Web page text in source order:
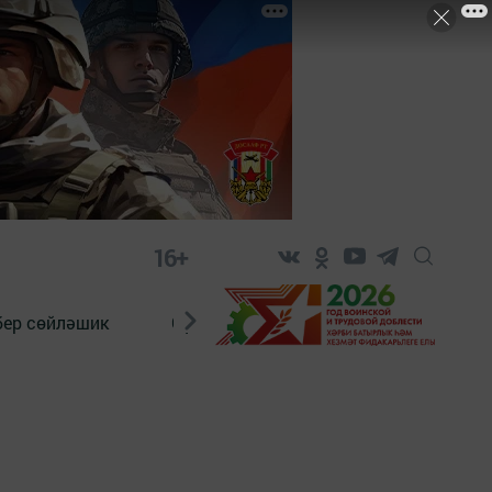
16+
сөйләшик Сүз тарихы Яшь хәбәрче